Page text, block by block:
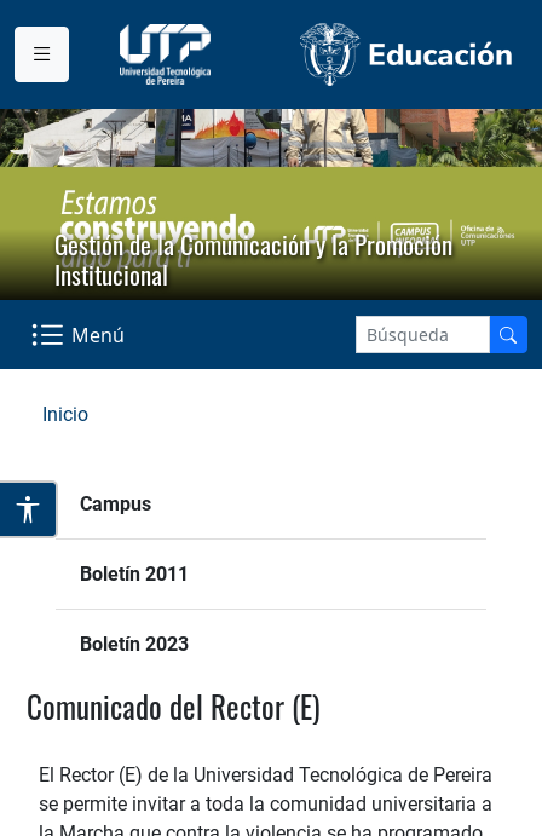
Gestión de la Comunicación y la Promoción
Institucional
Menú
Inicio
Campus
Boletín 2011
Boletín 2023
Comunicado del Rector (E)
El Rector (E) de la Universidad Tecnológica de Pereira
se permite invitar a toda la comunidad universitaria a